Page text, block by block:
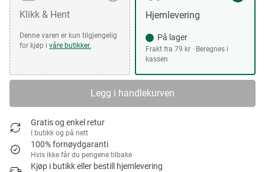
Klikk & Hent
Denne varen er kun tilgjengelig
for kjøp i våre butikker.
Hjemlevering
På lager
Frakt fra 79 kr · Beregnes i
kassen
Legg i handlekurven
Gratis og enkel retur
I butikk og på nett
100% fornøydgaranti
Hvis ikke får du pengene tilbake
Kjøp i butikk eller bestill hjemlevering